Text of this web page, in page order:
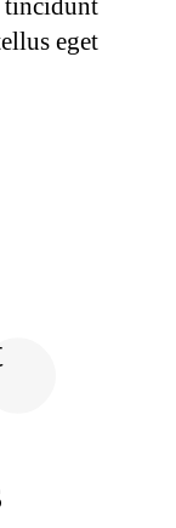
tincidunt
eget